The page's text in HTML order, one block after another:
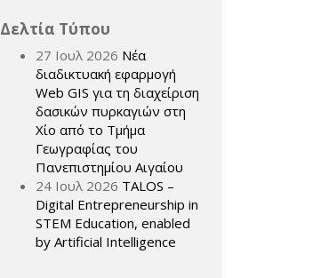
Δελτία Τύπου
27 Ιουλ 2026 Νέα
διαδικτυακή εφαρμογή
Web GIS για τη διαχείριση
δασικών πυρκαγιών στη
Χίο από το Τμήμα
Γεωγραφίας του
Πανεπιστημίου Αιγαίου
24 Ιουλ 2026 TALOS –
Digital Entrepreneurship in
STEM Education, enabled
by Artificial Intelligence